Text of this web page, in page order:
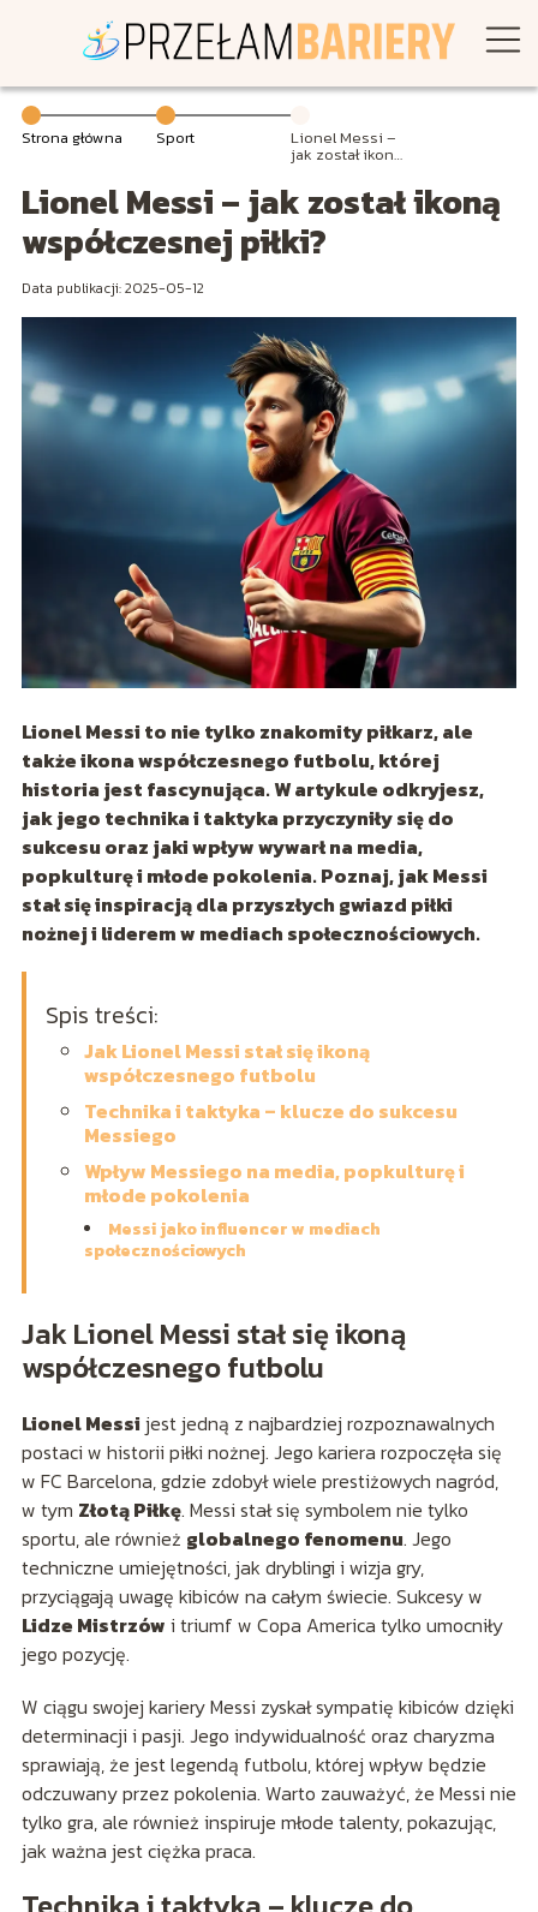
Strona główna Sport Lionel Messi –
jak został ikoną
współczesnej
Lionel Messi – jak został ikoną
współczesnej piłki?
Data publikacji: 2025-05-12
Lionel Messi to nie tylko znakomity piłkarz, ale
także ikona współczesnego futbolu, której
historia jest fascynująca. W artykule odkryjesz,
jak jego technika i taktyka przyczyniły się do
sukcesu oraz jaki wpływ wywarł na media,
popkulturę i młode pokolenia. Poznaj, jak Messi
stał się inspiracją dla przyszłych gwiazd piłki
nożnej i liderem w mediach społecznościowych.
Spis treści:
Jak Lionel Messi stał się ikoną
współczesnego futbolu
Technika i taktyka – klucze do sukcesu
Messiego
Wpływ Messiego na media, popkulturę i
młode pokolenia
Messi jako influencer w mediach
społecznościowych
Jak Lionel Messi stał się ikoną
współczesnego futbolu
Lionel Messi jest jedną z najbardziej rozpoznawalnych
postaci w historii piłki nożnej. Jego kariera rozpoczęła się
w FC Barcelona, gdzie zdobył wiele prestiżowych nagród,
w tym Złotą Piłkę. Messi stał się symbolem nie tylko
sportu, ale również globalnego fenomenu. Jego
techniczne umiejętności, jak dryblingi i wizja gry,
przyciągają uwagę kibiców na całym świecie. Sukcesy w
Lidze Mistrzów i triumf w Copa America tylko umocniły
jego pozycję.
W ciągu swojej kariery Messi zyskał sympatię kibiców dzięki
determinacji i pasji. Jego indywidualność oraz charyzma
sprawiają, że jest legendą futbolu, której wpływ będzie
odczuwany przez pokolenia. Warto zauważyć, że Messi nie
tylko gra, ale również inspiruje młode talenty, pokazując,
jak ważna jest ciężka praca.